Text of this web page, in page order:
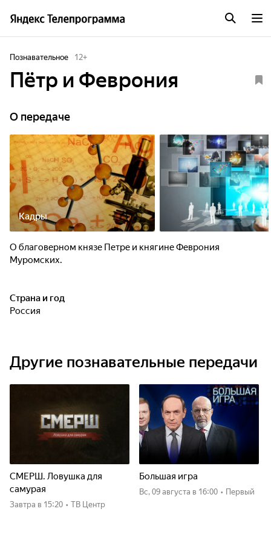
Познавательное 12+
Пётр и Феврония
О передаче
Кадры
О благоверном князе Петре и княгине Феврония
Муромских.
Страна и год
Россия
Другие познавательные передачи
СМЕРШ. Ловушка для
самурая
Завтра в 15:20 • ТВ Центр
Большая игра
вс, 09 августа в 16:00 • Первый